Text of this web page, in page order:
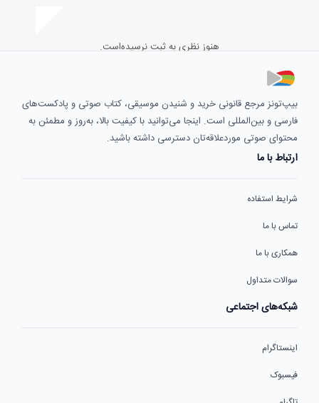
هنوز نظری به ثبت نرسیده‌است.
بیپ‌تونز مرجع قانونی خرید و شنیدن موسیقی، کتاب صوتی و پادکست‌های
فارسی و بین‌المللی است. اینجا می‌توانید با کیفیت بالا، به‌روز و مطمئن به
محتوای صوتی موردعلاقه‌تان دسترسی داشته باشید.
ارتباط با ما
شرایط استفاده
تماس با ما
همکاری با ما
سوالات متداول
شبکه‌های اجتماعی
اینستاگرام
فیسبوک